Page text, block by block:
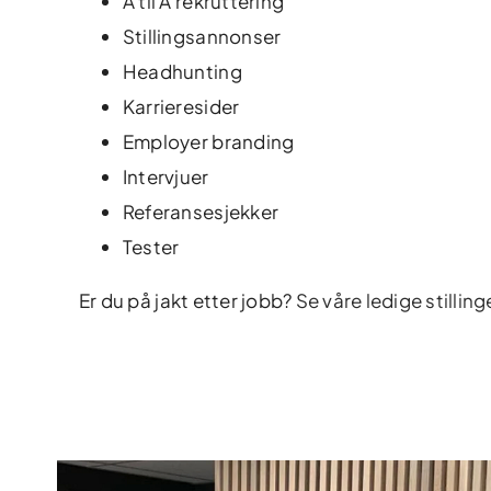
Stillingsannonser
Headhunting
Karrieresider
Employer branding
Intervjuer
Referansesjekker
Tester
Er du på jakt etter jobb? Se våre ledige